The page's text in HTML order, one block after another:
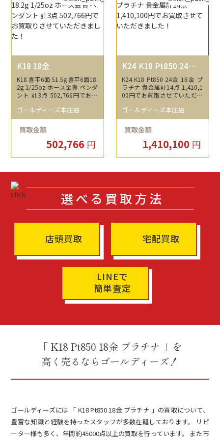
K18 18金
K18 喜平6面 51.5g 喜平6面18.
2g 1/25oz ホース金貨 ペンダ
ント 計3点 502,766円でお買
ゴールディーズ本庄店
買取金額
502,766 円
K24 K18 Pt850 24金 1
8金 プラチナ
K24 K18 Pt850 24金 18金 プ
ラチナ 貴金属計14点 1,410,1
00円でお買取させていただき
ゴールディーズ本庄店
買取金額
1,410,100 円
選べる買取方法
店頭買取 宅配買取
LINEで
簡単査定
「 K18 Pt850 18金 プラチナ 」を
高く売るならゴールディーズ！
ゴールディーズには 「 K18 Pt850 18金 プラチナ 」の買取について、
豊富な知識と経験を持ったスタッフが多数在籍しております。 リピ
ーター様も多く、年間約45000点以上の買取を行っています。 また市